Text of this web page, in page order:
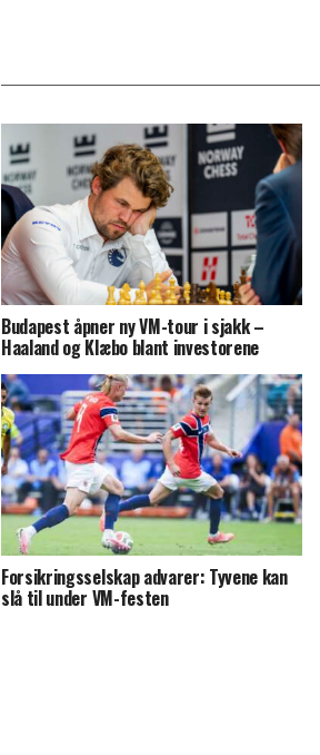
Budapest åpner ny VM-tour i sjakk –
Haaland og Klæbo blant investorene
Forsikringsselskap advarer: Tyvene kan
slå til under VM-festen